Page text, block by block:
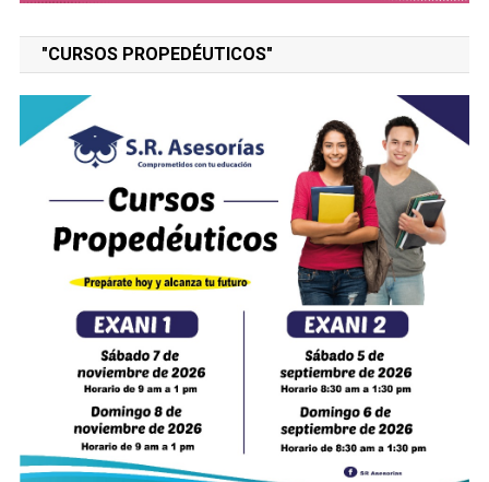
"CURSOS PROPEDÉUTICOS"